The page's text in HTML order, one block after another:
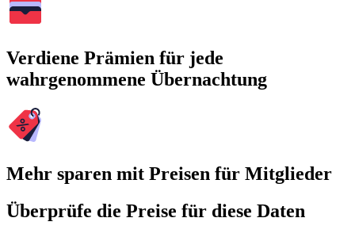
Verdiene Prämien für jede
wahrgenommene Übernachtung
Mehr sparen mit Preisen für Mitglieder
Überprüfe die Preise für diese Daten